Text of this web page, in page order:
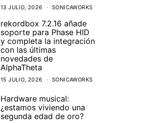
13 JULIO, 2026 SONICAWORKS
rekordbox 7.2.16 añade
soporte para Phase HID
y completa la integración
con las últimas
novedades de
AlphaTheta
15 JULIO, 2026 SONICAWORKS
Hardware musical:
¿estamos viviendo una
segunda edad de oro?